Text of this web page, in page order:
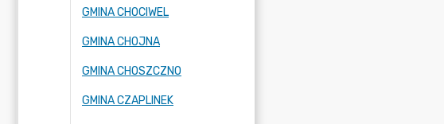
GMINA CHOCIWEL
GMINA CHOJNA
GMINA CHOSZCZNO
GMINA CZAPLINEK